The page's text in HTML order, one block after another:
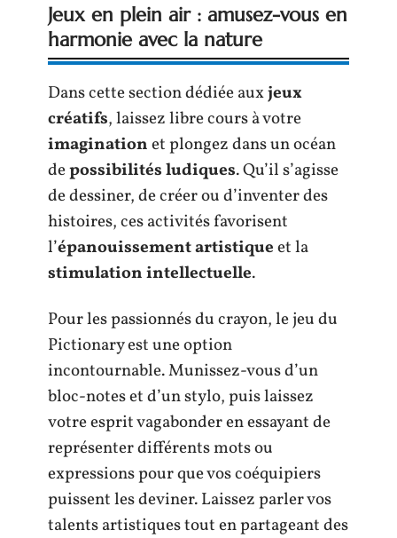
Jeux en plein air : amusez-vous en
harmonie avec la nature
Dans cette section dédiée auxjeux
créatifs, laissez libre cours à votre
imaginationet plongez dans un océan
depossibilités ludiques. Qu’il s’agisse
de dessiner, de créer ou d’inventer des
histoires, ces activités favorisent
l’épanouissement artistiqueet la
stimulation intellectuelle.
Pour les passionnés du crayon, le jeu du
Pictionary est une option
incontournable. Munissez-vous d’un
bloc-notes et d’un stylo, puis laissez
votre esprit vagabonder en essayant de
représenter différents mots ou
expressions pour que vos coéquipiers
puissent les deviner. Laissez parler vos
talents artistiques tout en partageant des